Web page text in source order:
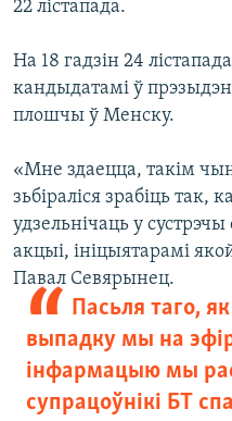
22 лістапада.
На 18 гадзін 24
кандыдатамі ў
плошчы ў Менску.
«Мне здаецца, такім
зьбіраліся зрабіць так,
удзельнічаць у
акцыі, ініцыятарамі
Павал Севярынец.
Пасьля таго,
выпадку мы на
інфармацыю мы
супрацоўнікі БТ